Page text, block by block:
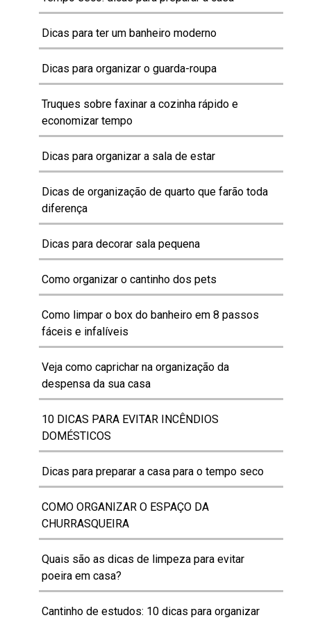
Dicas para ter um banheiro moderno
Dicas para organizar o guarda-roupa
Truques sobre faxinar a cozinha rápido e
economizar tempo
Dicas para organizar a sala de estar
Dicas de organização de quarto que farão toda
diferença
Dicas para decorar sala pequena
Como organizar o cantinho dos pets
Como limpar o box do banheiro em 8 passos
fáceis e infalíveis
Veja como caprichar na organização da
despensa da sua casa
10 DICAS PARA EVITAR INCÊNDIOS
DOMÉSTICOS
Dicas para preparar a casa para o tempo seco
COMO ORGANIZAR O ESPAÇO DA
CHURRASQUEIRA
Quais são as dicas de limpeza para evitar
poeira em casa?
Cantinho de estudos: 10 dicas para organizar